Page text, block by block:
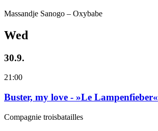
Massandje Sanogo – Oxybabe
Wed
30.9.
21:00
Buster, my love - »Le Lampenfieber«
Compagnie troisbatailles